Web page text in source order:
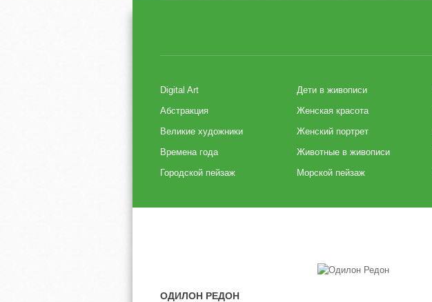
Digital Art
Абстракция
Великие художники
Времена года
Городской пейзаж
Дети в живописи
Женская красота
Женский портрет
Животные в живописи
Морской пейзаж
ОДИЛОН РЕДОН